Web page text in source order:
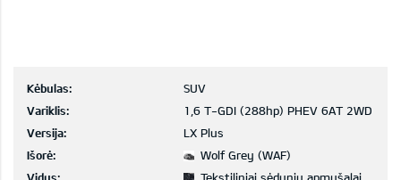
Kėbulas:
SUV
Variklis:
1,6 T-GDI (288hp) PHEV 6AT 2WD
Versija:
LX Plus
Išorė:
Wolf Grey (WAF)